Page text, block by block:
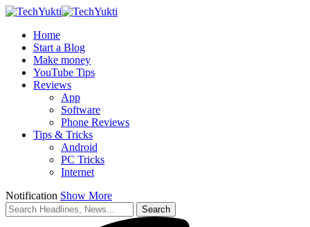
Home
Start a Blog
Make money
YouTube Tips
Reviews
App
Software
Phone Reviews
Tips & Tricks
Android
PC Tricks
Internet
Notification Show More